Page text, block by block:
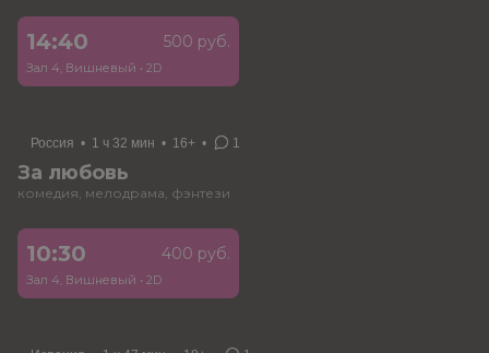
14:40 500 руб.
Зал 4, Вишневый • 2D
Россия • 1 ч 32 мин • 16+ • 1
За любовь
комедия, мелодрама, фэнтези
10:30 400 руб.
Зал 4, Вишневый • 2D